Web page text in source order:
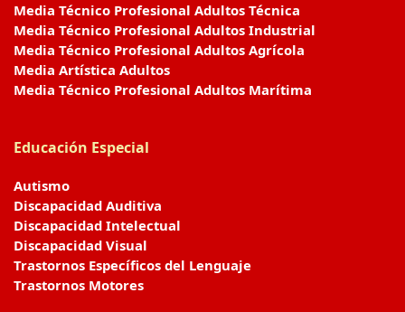
Media Técnico Profesional Adultos Técnica
Media Técnico Profesional Adultos Industrial
Media Técnico Profesional Adultos Agrícola
Media Artística Adultos
Media Técnico Profesional Adultos Marítima
Educación Especial
Autismo
Discapacidad Auditiva
Discapacidad Intelectual
Discapacidad Visual
Trastornos Específicos del Lenguaje
Trastornos Motores